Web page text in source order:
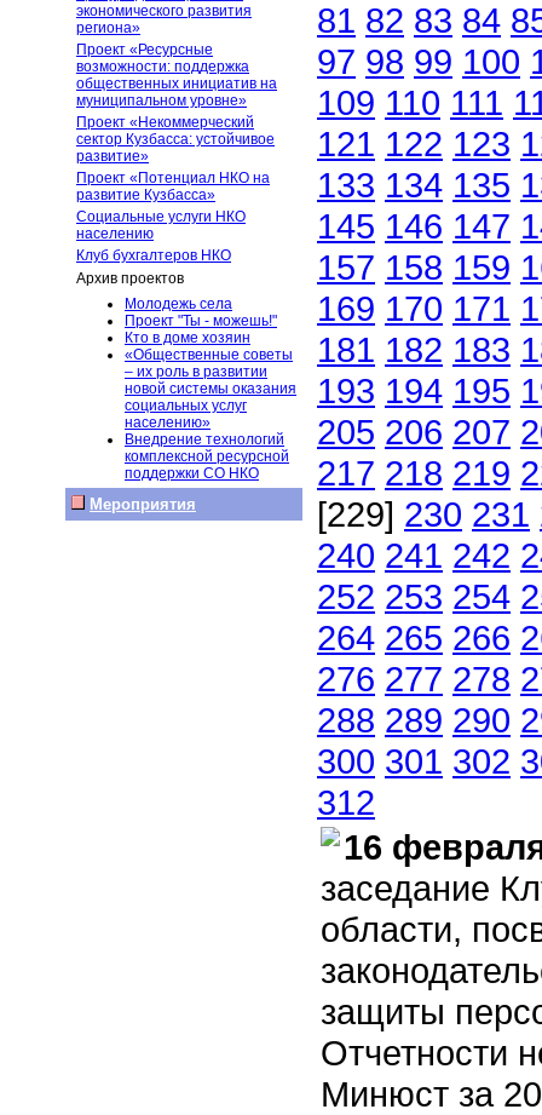
экономического развития
региона»
Проект «Ресурсные
возможности: поддержка
общественных инициатив на
муниципальном уровне»
Проект «Некоммерческий
сектор Кузбасса: устойчивое
развитие»
Проект «Потенциал НКО на
развитие Кузбасса»
Социальные услуги НКО
населению
Клуб бухгалтеров НКО
Архив проектов
Молодежь села
Проект "Ты - можешь!"
Кто в доме хозяин
«Общественные советы
– их роль в развитии
новой системы оказания
социальных услуг
населению»
Внедрение технологий
комплексной ресурсной
поддержки СО НКО
Мероприятия
81 82 83 84
97 98 99 100
109 110 111
121 122 123
133 134 135
145 146 147
157 158 159
169 170 171
181 182 183
193 194 195
205 206 207
217 218 219
[229] 230 231
240 241 242
252 253 254
264 265 266
276 277 278
288 289 290
300 301 302
312
16
заседание
области,
защиты
Отчетности
Минюст за